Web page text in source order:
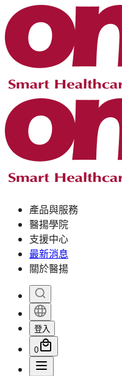
產品與服務
醫揚學院
支援中心
最新消息
關於醫揚
登入
0